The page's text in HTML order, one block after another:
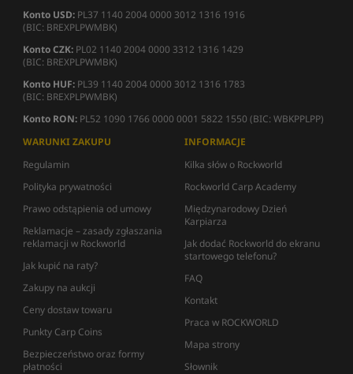
Konto USD: PL37 1140 2004 0000 3012 1316 1916
(BIC: BREXPLPWMBK)
Konto CZK: PL02 1140 2004 0000 3312 1316 1429
(BIC: BREXPLPWMBK)
Konto HUF: PL39 1140 2004 0000 3012 1316 1783
(BIC: BREXPLPWMBK)
Konto RON: PL52 1090 1766 0000 0001 5822 1550 (BIC: WBKPPLPP)
WARUNKI ZAKUPU
Regulamin
Polityka prywatności
Prawo odstąpienia od umowy
Reklamacje – zasady zgłaszania
reklamacji w Rockworld
Jak kupić na raty?
Zakupy na aukcji
Ceny dostaw towaru
Punkty Carp Coins
Bezpieczeństwo oraz formy
płatności
INFORMACJE
Kilka słów o Rockworld
Rockworld Carp Academy
Międzynarodowy Dzień
Karpiarza
Jak dodać Rockworld do ekranu
startowego telefonu?
FAQ
Kontakt
Praca w ROCKWORLD
Mapa strony
Słownik